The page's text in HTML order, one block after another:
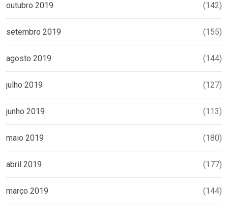
outubro 2019 (142)
setembro 2019 (155)
agosto 2019 (144)
julho 2019 (127)
junho 2019 (113)
maio 2019 (180)
abril 2019 (177)
março 2019 (144)